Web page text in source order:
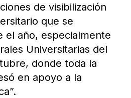
de visibilización
que se
el año, especialmente
Universitarias del
donde toda la
en apoyo a la